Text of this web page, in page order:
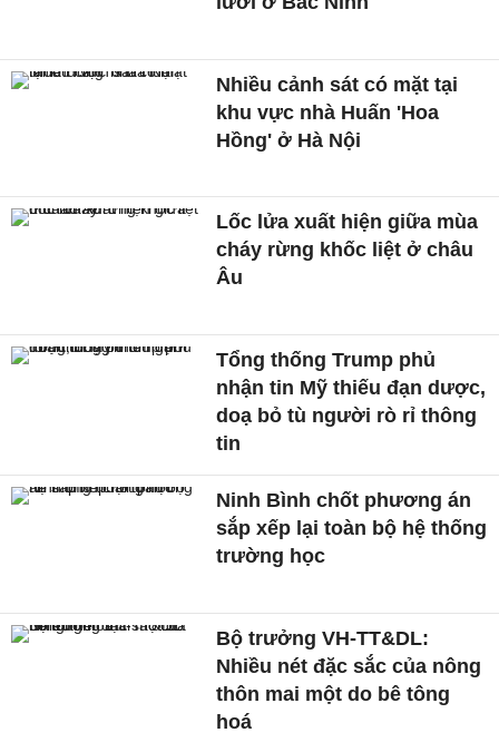
Nhiều cảnh sát có mặt tại
khu vực nhà Huấn 'Hoa
Hồng' ở Hà Nội
Lốc lửa xuất hiện giữa mùa
cháy rừng khốc liệt ở châu
Âu
Tổng thống Trump phủ
nhận tin Mỹ thiếu đạn dược,
doạ bỏ tù người rò rỉ thông
tin
Ninh Bình chốt phương án
sắp xếp lại toàn bộ hệ thống
trường học
Bộ trưởng VH-TT&DL:
Nhiều nét đặc sắc của nông
thôn mai một do bê tông
hoá